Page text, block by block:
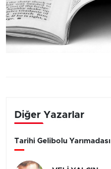
Diğer Yazarlar
Tarihi Gelibolu Yarımadası